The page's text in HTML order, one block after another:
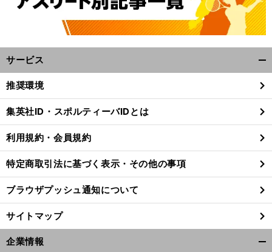
サービス
閉
る
推奨環境
集英社ID・スポルティーバIDとは
利用規約・会員規約
特定商取引法に基づく表示・その他の事項
ブラウザプッシュ通知について
サイトマップ
企業情報